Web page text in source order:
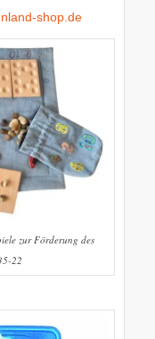
shop.de
zur Förderung des
22